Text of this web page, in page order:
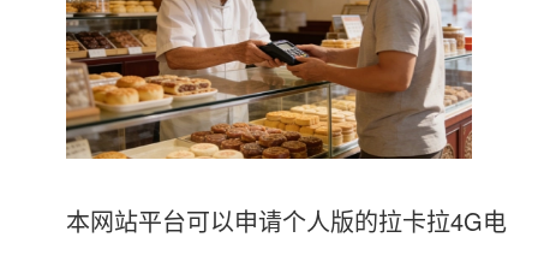
本网站平台可以申请个人版的拉卡拉4G电